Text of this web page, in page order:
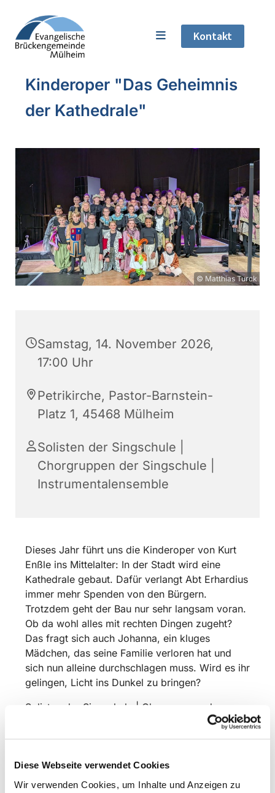
Diese Webseite verwendet Cookies
Wir verwenden Cookies, um Inhalte und Anzeigen zu
Kontakt
Kinderoper "Das Geheimnis
der Kathedrale"
© Matthias Turck
Samstag, 14. November 2026,
17:00 Uhr
Petrikirche, Pastor-Barnstein-
Platz 1, 45468 Mülheim
Solisten der Singschule |
Chorgruppen der Singschule |
Instrumentalensemble
Dieses Jahr führt uns die Kinderoper von Kurt
Enßle ins Mittelalter: In der Stadt wird eine
Kathedrale gebaut. Dafür verlangt Abt Erhardius
immer mehr Spenden von den Bürgern.
Trotzdem geht der Bau nur sehr langsam voran.
Ob da wohl alles mit rechten Dingen zugeht?
Das fragt sich auch Johanna, ein kluges
Mädchen, das seine Familie verloren hat und
sich nun alleine durchschlagen muss. Wird es ihr
gelingen, Licht ins Dunkel zu bringen?
Solisten der Singschule | Chorgruppen der
Regie & Bühne: Merle Spangenberg & Wanja van
Musikalische Einstudierung und Leitung:
Christoph Gerthner